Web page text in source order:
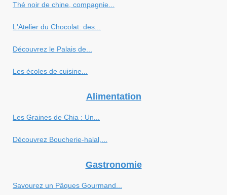
Thé noir de chine, compagnie...
L'Atelier du Chocolat: des...
Découvrez le Palais de...
Les écoles de cuisine...
Alimentation
Les Graines de Chia : Un...
Découvrez Boucherie-halal,...
Gastronomie
Savourez un Pâques Gourmand...